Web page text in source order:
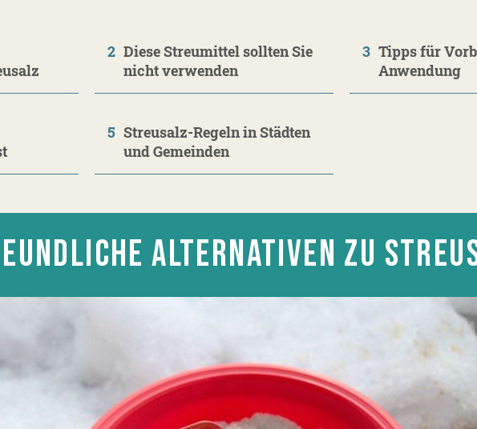
2 Diese Streumittel sollten Sie
nicht verwenden
3 Tipps für
Anwendung
5 Streusalz-Regeln in Städten
und Gemeinden
ALTERNATIVEN ZU